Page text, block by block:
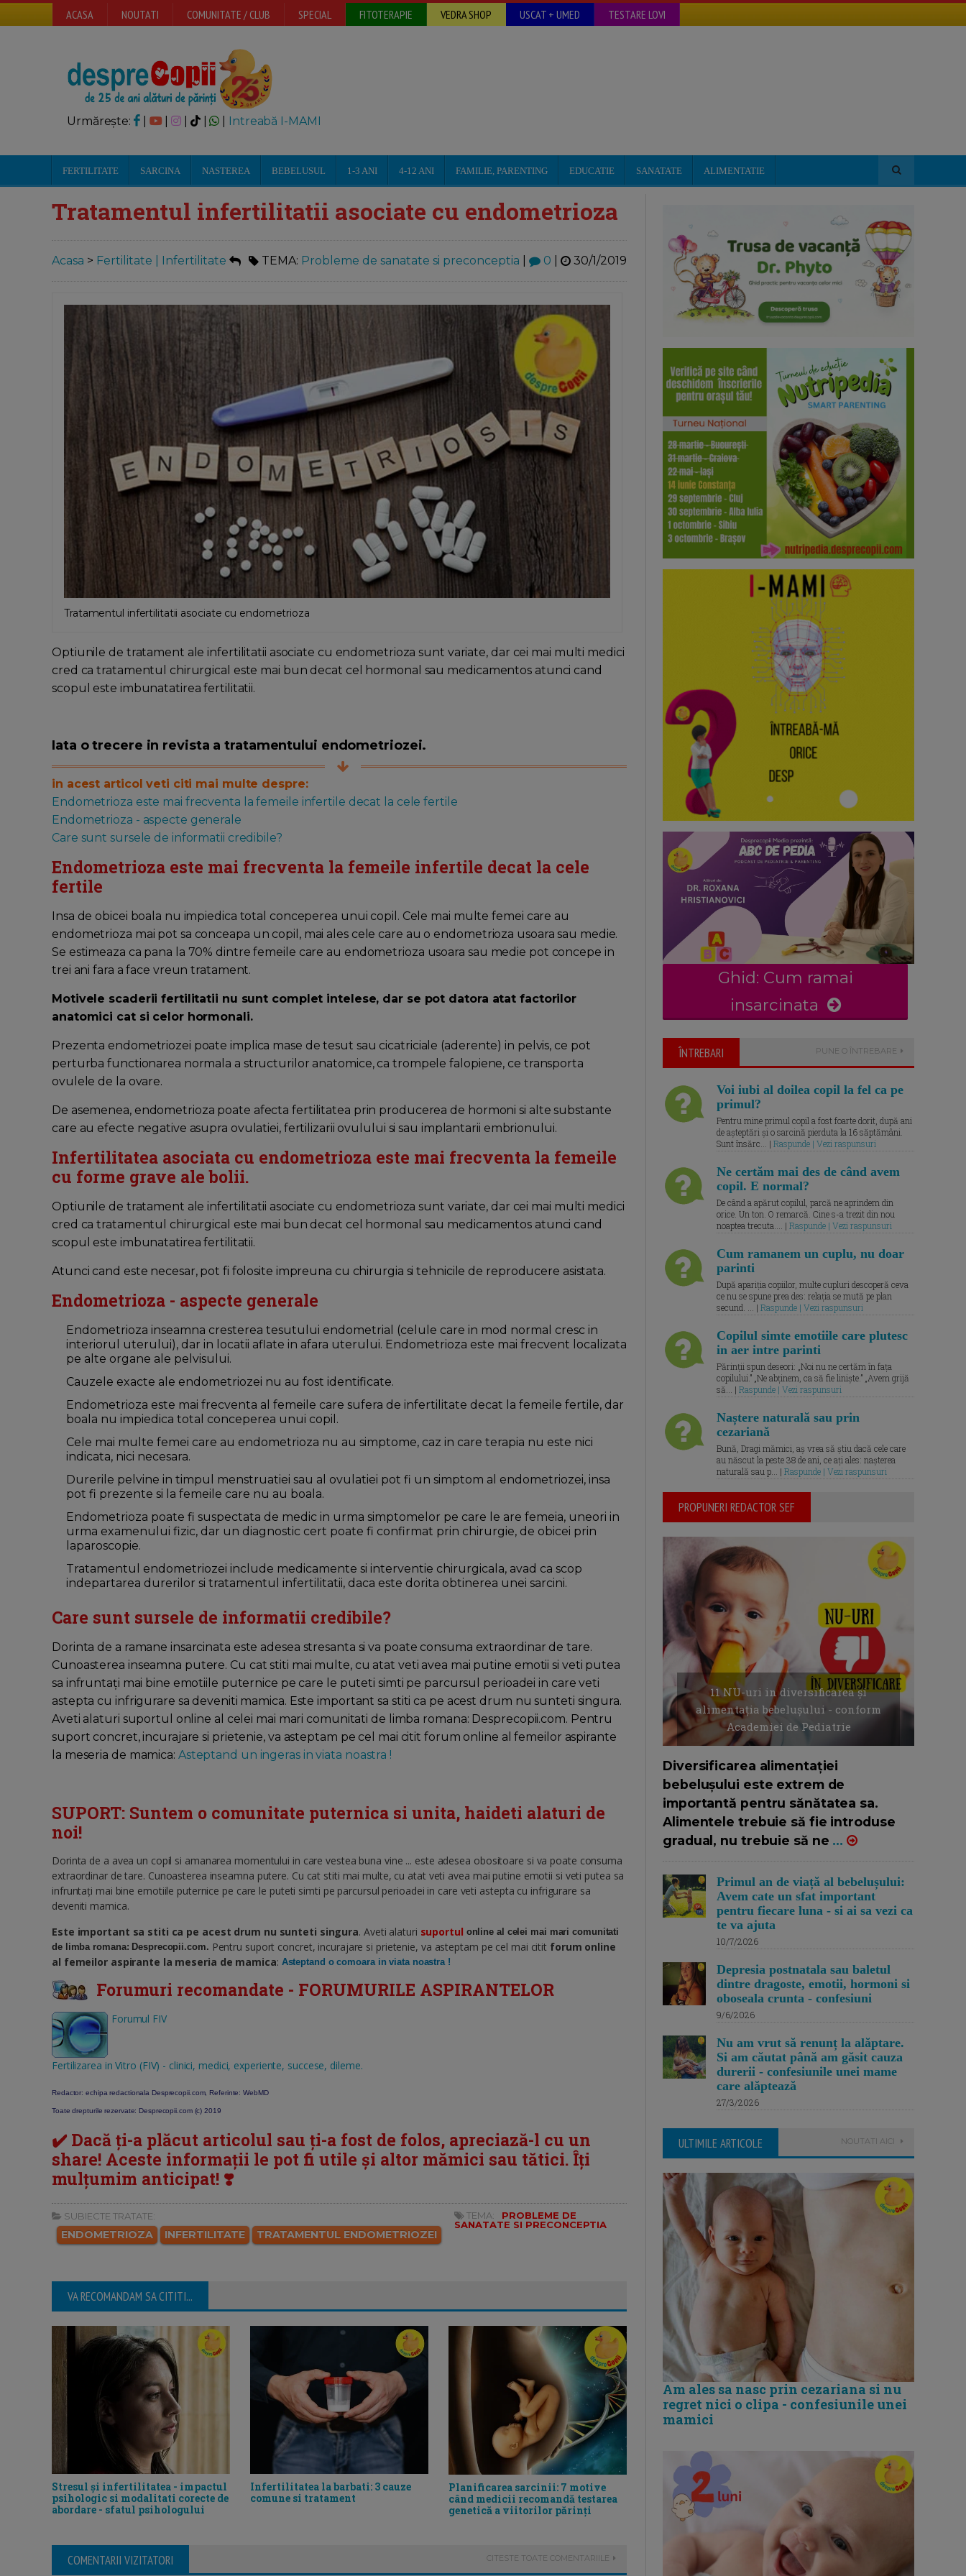
ACASA NOUTATI COMUNITATE / CLUB SPECIAL FITOTERAPIE VEDRA SHOP USCAT + UMED TESTARE LOVI
Urmărește: | | Intreabă I-MAMI
FERTILITATE SARCINA NASTEREA BEBELUSUL 1-3 ANI 4-12 ANI FAMILIE, PARENTING EDUCATIE SANATATE ALIMENTATIE
Tratamentul infertilitatii asociate cu endometrioza
Acasa > Fertilitate | Infertilitate TEMA: Probleme de sanatate si preconceptia 0 30/1/2019
Tratamentul infertilitatii asociate cu endometrioza
Optiunile de tratament ale infertilitatii asociate cu endometrioza sunt variate, dar cei mai multi medici
cred ca tratamentul chirurgical este mai bun decat cel hormonal sau medicamentos atunci cand
scopul este imbunatatirea fertilitatii.
Iata o trecere in revista a tratamentului endometriozei.
in acest articol veti citi mai multe despre:
Endometrioza este mai frecventa la femeile infertile decat la cele fertile
Endometrioza - aspecte generale
Care sunt sursele de informatii credibile?
Endometrioza este mai frecventa la femeile infertile decat la cele
fertile
Insa de obicei boala nu impiedica total conceperea unui copil. Cele mai multe femei care au
endometrioza mai pot sa conceapa un copil, mai ales cele care au o endometrioza usoara sau medie.
Se estimeaza ca pana la 70% dintre femeile care au endometrioza usoara sau medie pot concepe in
trei ani fara a face vreun tratament.
Motivele scaderii fertilitatii nu sunt complet intelese, dar se pot datora atat factorilor
anatomici cat si celor hormonali.
Prezenta endometriozei poate implica mase de tesut sau cicatriciale (aderente) in pelvis, ce pot
perturba functionarea normala a structurilor anatomice, ca trompele falopiene, ce transporta
ovulele de la ovare.
De asemenea, endometrioza poate afecta fertilitatea prin producerea de hormoni si alte substante
care au efecte negative asupra ovulatiei, fertilizarii ovulului si sau implantarii embrionului.
Infertilitatea asociata cu endometrioza este mai frecventa la femeile
cu forme grave ale bolii.
Optiunile de tratament ale infertilitatii asociate cu endometrioza sunt variate, dar cei mai multi medici
cred ca tratamentul chirurgical este mai bun decat cel hormonal sau medicamentos atunci cand
scopul este imbunatatirea fertilitatii.
Atunci cand este necesar, pot fi folosite impreuna cu chirurgia si tehnicile de reproducere asistata.
Endometrioza - aspecte generale
Endometrioza inseamna cresterea tesutului endometrial (celule care in mod normal cresc in
interiorul uterului), dar in locatii aflate in afara uterului. Endometrioza este mai frecvent localizata
pe alte organe ale pelvisului.
Cauzele exacte ale endometriozei nu au fost identificate.
Endometrioza este mai frecventa al femeile care sufera de infertilitate decat la femeile fertile, dar
boala nu impiedica total conceperea unui copil.
Cele mai multe femei care au endometrioza nu au simptome, caz in care terapia nu este nici
indicata, nici necesara.
Durerile pelvine in timpul menstruatiei sau al ovulatiei pot fi un simptom al endometriozei, insa
pot fi prezente si la femeile care nu au boala.
Endometrioza poate fi suspectata de medic in urma simptomelor pe care le are femeia, uneori in
urma examenului fizic, dar un diagnostic cert poate fi confirmat prin chirurgie, de obicei prin
laparoscopie.
Tratamentul endometriozei include medicamente si interventie chirurgicala, avad ca scop
indepartarea durerilor si tratamentul infertilitatii, daca este dorita obtinerea unei sarcini.
Care sunt sursele de informatii credibile?
Dorinta de a ramane insarcinata este adesea stresanta si va poate consuma extraordinar de tare.
Cunoasterea inseamna putere. Cu cat stiti mai multe, cu atat veti avea mai putine emotii si veti putea
sa infruntați mai bine emotiile puternice pe care le puteti simti pe parcursul perioadei in care veti
astepta cu infrigurare sa deveniti mamica. Este important sa stiti ca pe acest drum nu sunteti singura.
Aveti alaturi suportul online al celei mai mari comunitati de limba romana: Desprecopii.com. Pentru
suport concret, incurajare si prietenie, va asteptam pe cel mai citit forum online al femeilor aspirante
la meseria de mamica: Asteptand un ingeras in viata noastra !
SUPORT: Suntem o comunitate puternica si unita, haideti alaturi de
noi!
Dorinta de a avea un copil si amanarea momentului in care vestea buna vine ... este adesea obositoare si va poate consuma
extraordinar de tare. Cunoasterea inseamna putere. Cu cat stiti mai multe, cu atat veti avea mai putine emotii si veti putea sa
infruntați mai bine emotiile puternice pe care le puteti simti pe parcursul perioadei in care veti astepta cu infrigurare sa
deveniti mamica.
Este important sa stiti ca pe acest drum nu sunteti singura. Aveti alaturi suportul online al celei mai mari comunitati
de limba romana: Desprecopii.com. Pentru suport concret, incurajare si prietenie, va asteptam pe cel mai citit forum online
al femeilor aspirante la meseria de mamica: Asteptand o comoara in viata noastra !
Forumuri recomandate - FORUMURILE ASPIRANTELOR
Forumul FIV
Fertilizarea in Vitro (FIV) - clinici, medici, experiente, succese, dileme.
Redactor: echipa redactionala Desprecopii.com, Referinte: WebMD
Toate drepturile rezervate: Desprecopii.com (c) 2019
✔️ Dacă ți-a plăcut articolul sau ți-a fost de folos, apreciază-l cu un
share! Aceste informații le pot fi utile și altor mămici sau tătici. Îți
mulțumim anticipat! ❣️
SUBIECTE TRATATE:
ENDOMETRIOZA INFERTILITATE TRATAMENTUL ENDOMETRIOZEI
TEMA:
PROBLEME DE
SANATATE SI PRECONCEPTIA
VA RECOMANDAM SA CITITI...
Stresul și infertilitatea - impactul
psihologic si modalitati corecte de
abordare - sfatul psihologului
Infertilitatea la barbati: 3 cauze
comune si tratament
Planificarea sarcinii: 7 motive
când medicii recomandă testarea
genetică a viitorilor părinți
COMENTARII VIZITATORI CITESTE TOATE COMENTARIILE
Ghid: Cum ramai
insarcinata
ÎNTREBARI PUNE O ÎNTREBARE
Voi iubi al doilea copil la fel ca pe
primul?
Pentru mine primul copil a fost foarte dorit, după ani
de așteptări și o sarcină pierduta la 16 săptămâni.
Sunt însărc... | Raspunde | Vezi raspunsuri
Ne certăm mai des de când avem
copil. E normal?
De când a apărut copilul, parcă ne aprindem din
orice. Un ton. O remarcă. Cine s-a trezit din nou
noaptea trecuta.... | Raspunde | Vezi raspunsuri
Cum ramanem un cuplu, nu doar
parinti
După apariția copiilor, multe cupluri descoperă ceva
ce nu se spune prea des: relația se mută pe plan
secund. ... | Raspunde | Vezi raspunsuri
Copilul simte emotiile care plutesc
in aer intre parinti
Părinții spun deseori: „Noi nu ne certăm în fața
copilului.” „Ne abținem, ca să fie liniște.” „Avem grijă
să... | Raspunde | Vezi raspunsuri
Naștere naturală sau prin
cezariană
Bună, Dragi mămici, aș vrea să știu dacă cele care
au născut la peste 38 de ani, ce ați ales: nașterea
naturală sau p... | Raspunde | Vezi raspunsuri
PROPUNERI REDACTOR SEF
11 NU-uri in diversificarea și
alimentația bebelușului - conform
Academiei de Pediatrie
Diversificarea alimentației
bebelușului este extrem de
importantă pentru sănătatea sa.
Alimentele trebuie să fie introduse
gradual, nu trebuie să ne ...
Primul an de viață al bebelușului:
Avem cate un sfat important
pentru fiecare luna - si ai sa vezi ca
te va ajuta
10/7/2026
Depresia postnatala sau baletul
dintre dragoste, emotii, hormoni si
oboseala crunta - confesiuni
9/6/2026
Nu am vrut să renunț la alăptare.
Si am căutat până am găsit cauza
durerii - confesiunile unei mame
care alăptează
27/3/2026
ULTIMILE ARTICOLE NOUTATI AICI
Am ales sa nasc prin cezariana si nu
regret nici o clipa - confesiunile unei
mamici